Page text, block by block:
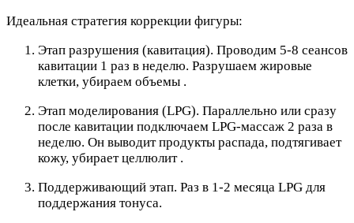
Идеальная стратегия коррекции фигуры:
Этап разрушения (кавитация). Проводим 5-8 сеансов
кавитации 1 раз в неделю. Разрушаем жировые
клетки, убираем объемы .
Этап моделирования (LPG). Параллельно или сразу
после кавитации подключаем LPG-массаж 2 раза в
неделю. Он выводит продукты распада, подтягивает
кожу, убирает целлюлит .
Поддерживающий этап. Раз в 1-2 месяца LPG для
поддержания тонуса.